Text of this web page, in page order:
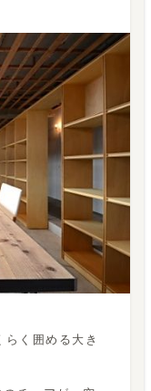
く囲める大き